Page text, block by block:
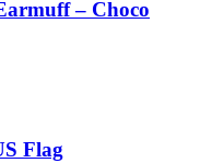
– Choco
Flag